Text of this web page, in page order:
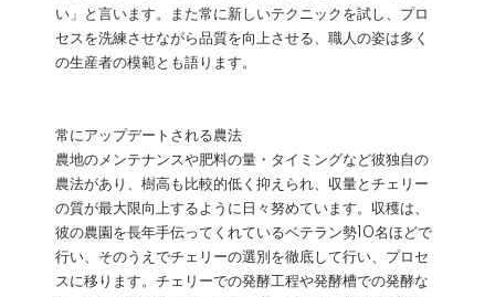
い」と言います。また常に新しいテクニックを試し、プロ
セスを洗練させながら品質を向上させる、職人の姿は多く
の生産者の模範とも語ります。
常にアップデートされる農法
農地のメンテナンスや肥料の量・タイミングなど彼独自の
農法があり、樹高も比較的低く抑えられ、収量とチェリー
の質が最大限向上するように日々努めています。収穫は、
彼の農園を長年手伝ってくれているベテラン勢10名ほどで
行い、そのうえでチェリーの選別を徹底して行い、プロセ
スに移ります。チェリーでの発酵工程や発酵槽での発酵な